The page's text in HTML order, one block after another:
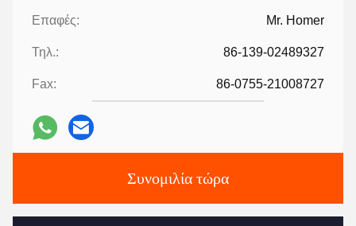
Επαφές: Mr. Homer
Τηλ.: 86-139-02489327
Fax: 86-0755-21008727
Συνομιλία τώρα